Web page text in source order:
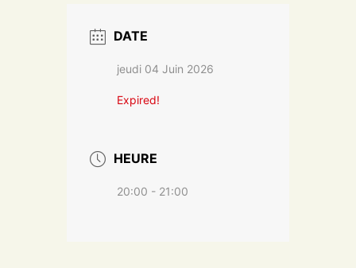
DATE
jeudi 04 Juin 2026
Expired!
HEURE
20:00 - 21:00